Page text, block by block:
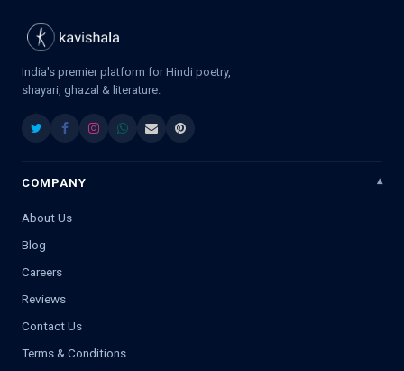
India's premier platform for Hindi poetry,
shayari, ghazal & literature.
COMPANY
About Us
Blog
Careers
Reviews
Contact Us
Terms & Conditions